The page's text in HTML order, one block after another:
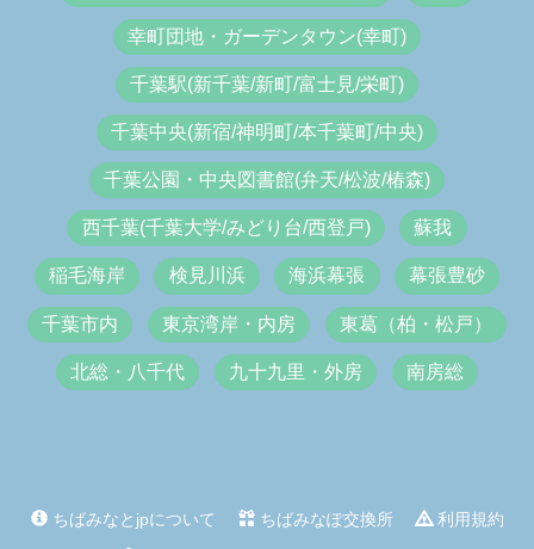
幸町団地・ガーデンタウン(幸町)
千葉駅(新千葉/新町/富士見/栄町)
千葉中央(新宿/神明町/本千葉町/中央)
千葉公園・中央図書館(弁天/松波/椿森)
西千葉(千葉大学/みどり台/西登戸) 蘇我
稲毛海岸 検見川浜 海浜幕張 幕張豊砂
千葉市内 東京湾岸・内房 東葛（柏・松戸）
北総・八千代 九十九里・外房 南房総
ちばみなとjpについて ちばみなぽ交換所
利用規約